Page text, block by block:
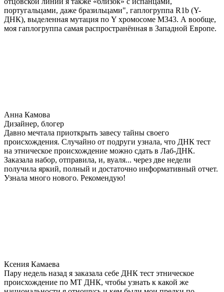
португальцами, даже бразильцами", гаплогруппа R1b (Y-
ДНК), выделенная мутация по Y хромосоме М343. А вообще,
моя гаплогруппа самая распространённая в Западной Европе.
Анна Камова
Дизайнер, блогер
Давно мечтала приоткрыть завесу тайны своего
происхождения. Случайно от подруги узнала, что ДНК тест
на этническое происхождение можно сдать в Лаб-ДНК.
Заказала набор, отправила, и, вуаля... через две недели
получила яркий, полный и достаточно информативный отчет.
Узнала много нового. Рекомендую!
Ксения Камаева
Пару недель назад я заказала себе ДНК тест этническое
происхождение по МТ ДНК, чтобы узнать к какой же